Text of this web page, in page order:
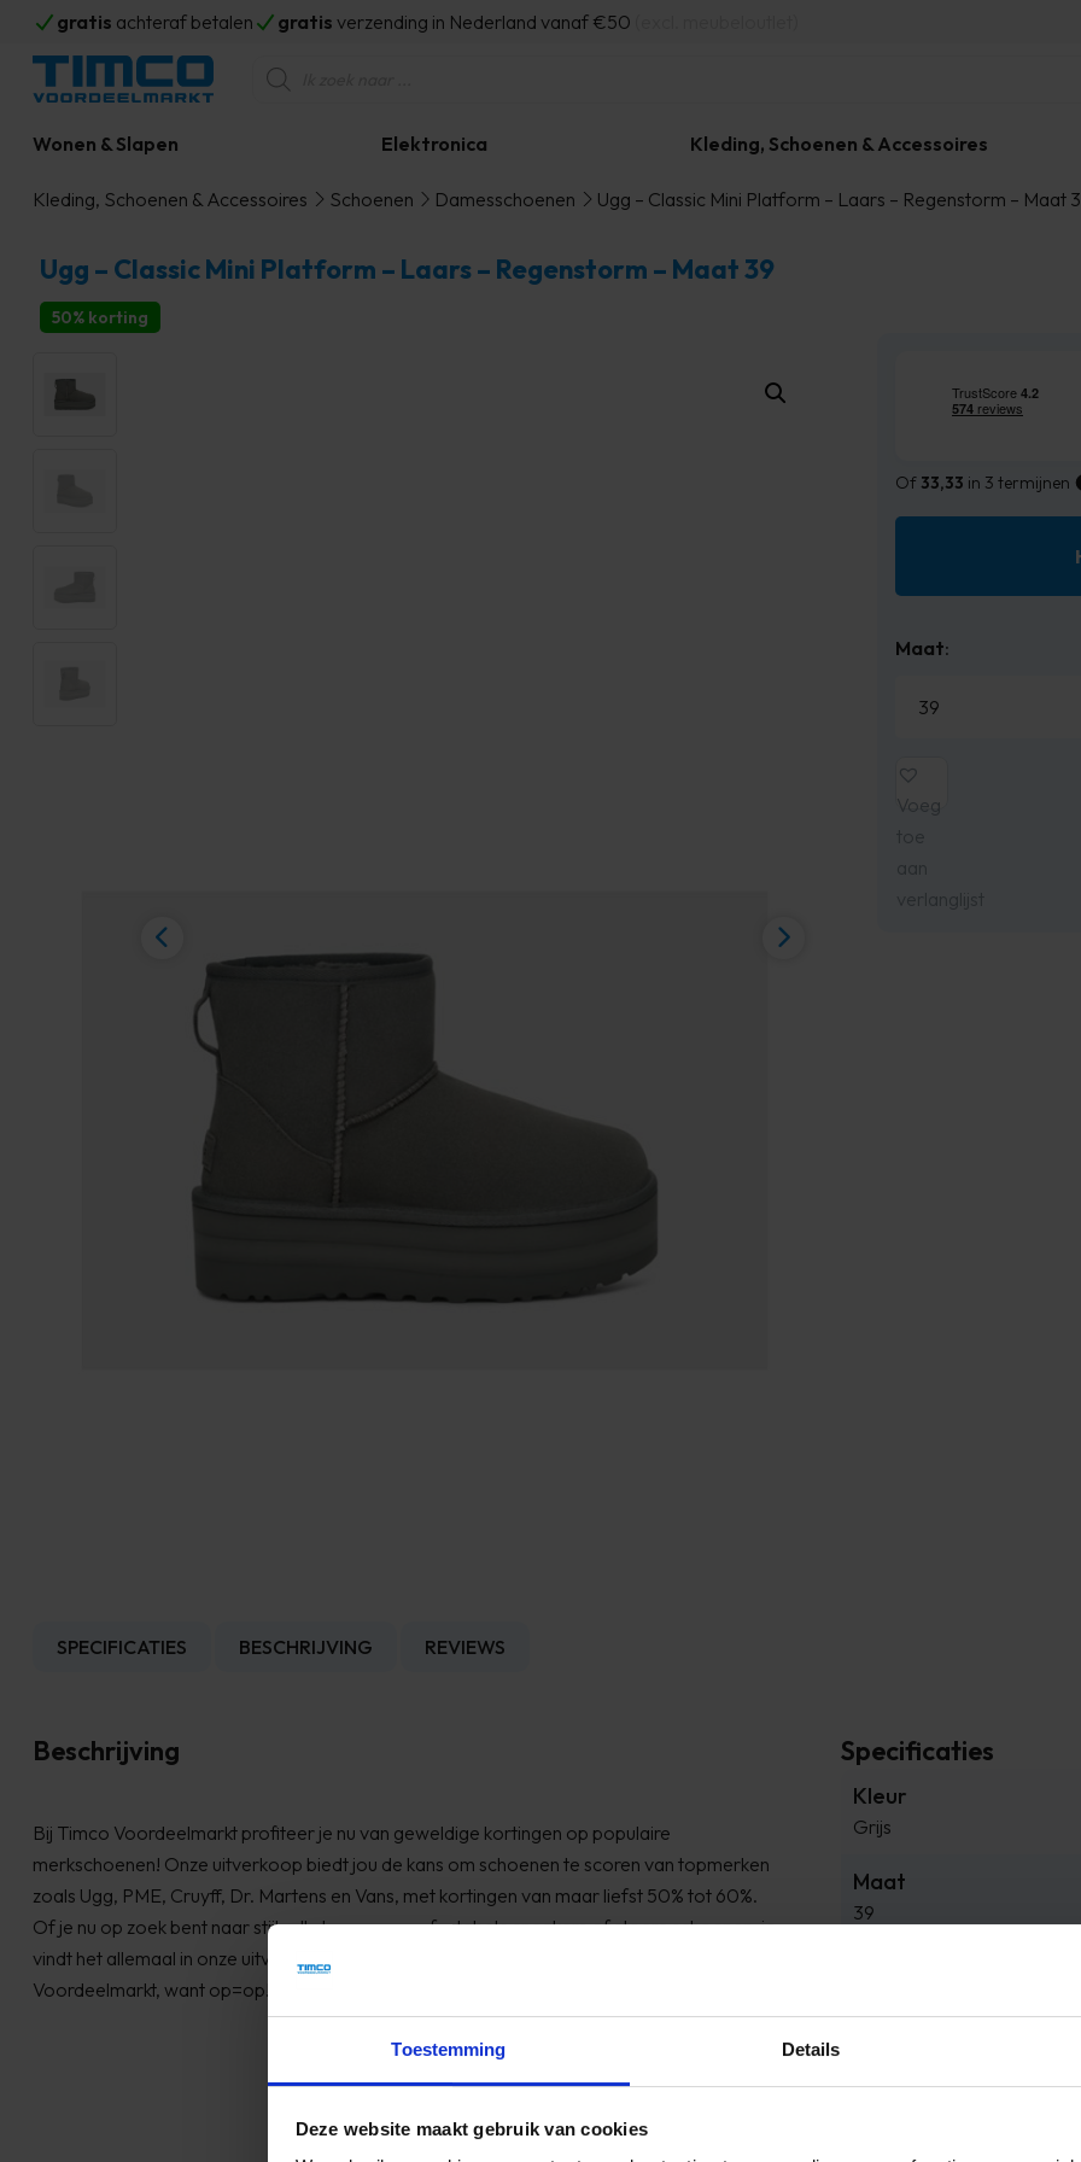
Toestemming Details
Deze website maakt gebruik van cookies
gratis achteraf betalen gratis verzending in Nederland vanaf €50
Producten
zoeken
Wonen & Slapen Elektronica Kleding, Schoenen & Accessoires
Kleding, Schoenen & Accessoires Schoenen Damesschoenen Ugg – Classic Mini Platform – Laars – Regenstorm – Maat
Ugg – Classic Mini Platform – Laars – Regenstorm – Maat 39
50% korting
Of 33,33 in 3 termijnen
Maat:
Voeg
SPECIFICATIES BESCHRIJVING REVIEWS
Beschrijving
Bij Timco Voordeelmarkt profiteer je nu van geweldige kortingen op populaire
merkschoenen! Onze uitverkoop biedt jou de kans om schoenen te scoren van topmerken
zoals Ugg, PME, Cruyff, Dr. Martens en Vans, met kortingen van maar liefst 50% tot 60%.
Of je nu op zoek bent naar stijlvolle laarzen, comfortabele sneakers of stoere schoenen, je
vindt het allemaal in onze uitverkoop. Mis deze unieke kans niet en kom snel naar Timco
Voordeelmarkt, want op=op!
Specificaties
Kleur
Grijs
Maat
39